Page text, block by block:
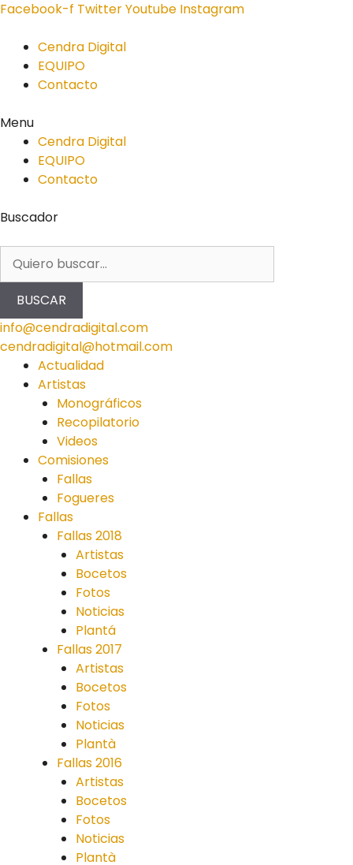
Facebook-f TwitterYoutube Instagram
Cendra Digital
EQUIPO
Contacto
Menu
Cendra Digital
EQUIPO
Contacto
Buscador
BUSCAR
info@cendradigital.com
cendradigital@hotmail.com
Actualidad
Artistas
Monográficos
Recopilatorio
Videos
Comisiones
Fallas
Fogueres
Fallas
Fallas 2018
Artistas
Bocetos
Fotos
Noticias
Plantá
Fallas 2017
Artistas
Bocetos
Fotos
Noticias
Plantà
Fallas 2016
Artistas
Bocetos
Fotos
Noticias
Plantà